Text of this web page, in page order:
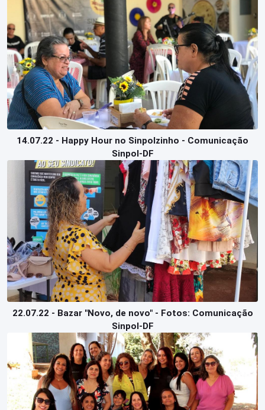
14.07.22 - Happy Hour no Sinpolzinho - Comunicação
Sinpol-DF
22.07.22 - Bazar "Novo, de novo" - Fotos: Comunicação
Sinpol-DF